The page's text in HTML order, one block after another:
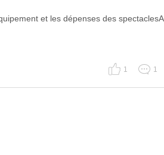
et les dépenses des
1 1